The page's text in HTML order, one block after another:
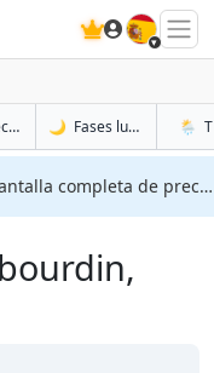
🇪🇸
Amanecer y atardecer mañana en
🌙 Fases lunares en
🌦️
completa de precisión!